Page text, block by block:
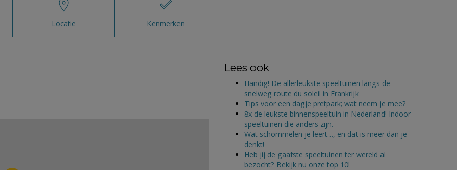
Locatie Kenmerken
Lees ook
Handig! De allerleukste speeltuinen langs de
snelweg route du soleil in Frankrijk
Tips voor een dagje pretpark; wat neem je mee?
8x de leukste binnenspeeltuin in Nederland! Indoor
speeltuinen die anders zijn.
Wat schommelen je leert…, en dat is meer dan je
denkt!
Heb jij de gaafste speeltuinen ter wereld al
bezocht? Bekijk nu onze top 10!